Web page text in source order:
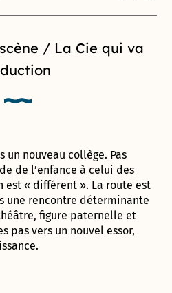
de la page
/ La Cie qui va
un nouveau collège. Pas
de l’enfance à celui des
est « différent ». La route est
une rencontre déterminante
figure paternelle et
pas vers un nouvel essor,